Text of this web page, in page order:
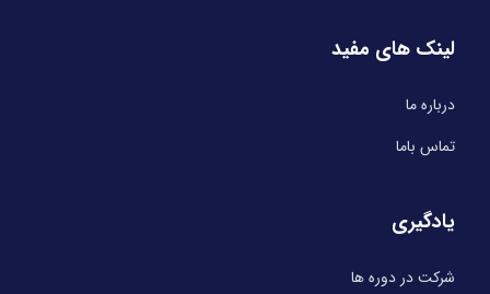
لینک های مفید
درباره ما
تماس باما
یادگیری
شرکت در دوره ها